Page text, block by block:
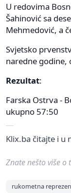
U redovima
Šahinović sa
Mehmedović, a
Svjetsko
naredne godine,
Rezultat:
Farska Ostrva -
ukupno 57:50
Klix.ba čitajte i u
Znate nešto više
rukometna